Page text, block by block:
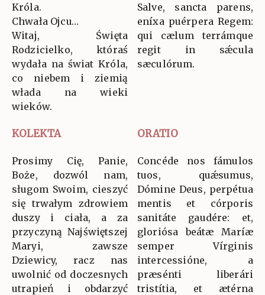
Króla.
Chwała Ojcu…
Witaj, Święta
Rodzicielko, któraś
wydała na świat Króla,
co niebem i ziemią
włada na wieki
wieków.
Salve, sancta parens,
eníxa puérpera Regem:
qui cælum terrámque
regit in sǽcula
sæculórum.
KOLEKTA ORATIO
Prosimy Cię, Panie,
Boże, dozwól nam,
sługom Swoim, cieszyć
się trwałym zdrowiem
duszy i ciała, a za
przyczyną Najświętszej
Maryi, zawsze
Dziewicy, racz nas
uwolnić od doczesnych
utrapień i obdarzyć
Concéde nos fámulos
tuos, quǽsumus,
Dómine Deus, perpétua
mentis et córporis
sanitáte gaudére: et,
gloriósa beátæ Maríæ
semper Vírginis
intercessióne, a
præsénti liberári
tristítia, et ætérna